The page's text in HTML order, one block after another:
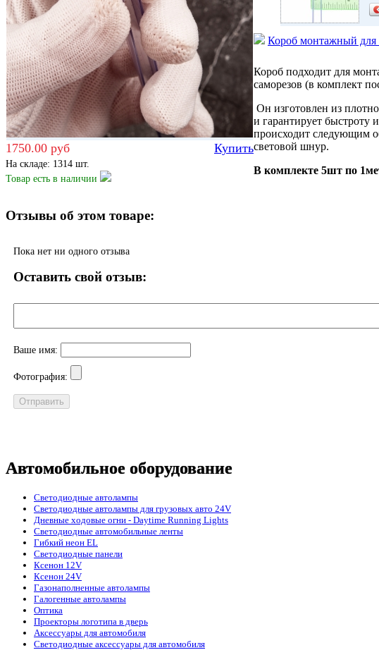
1750.00 руб Купить
На складе: 1314 шт.
Товар есть в наличии
Короб монтажный для
Короб подходит для
саморезов (в комплект
Он изготовлен из
и гарантирует быстроту
происходит следующим
световой шнур.
В комплекте 5шт по
Отзывы об этом товаре:
Пока нет ни одного отзыва
Оставить свой отзыв:
Ваше имя:
Фотография:
Автомобильное оборудование
Светодиодные автолампы
Светодиодные автолампы для грузовых авто 24V
Дневные ходовые огни - Daytime Running Lights
Светодиодные автомобильные ленты
Гибкий неон EL
Светодиодные панели
Ксенон 12V
Ксенон 24V
Газонаполненные автолампы
Галогенные автолампы
Оптика
Проекторы логотипа в дверь
Аксессуары для автомобиля
Светодиодные аксессуары для автомобиля